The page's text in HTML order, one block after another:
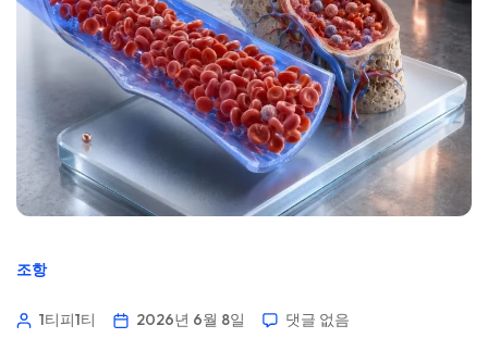
조항
1티피1티 2026년 6월 8일 댓글 없음